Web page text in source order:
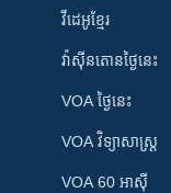
វីដេអូ​ខ្មែរ
វ៉ាស៊ីនតោន​ថ្ងៃ​នេះ
VOA ថ្ងៃនេះ
VOA ​វិទ្យាសាស្ត្រ
VOA 60 អាស៊ី